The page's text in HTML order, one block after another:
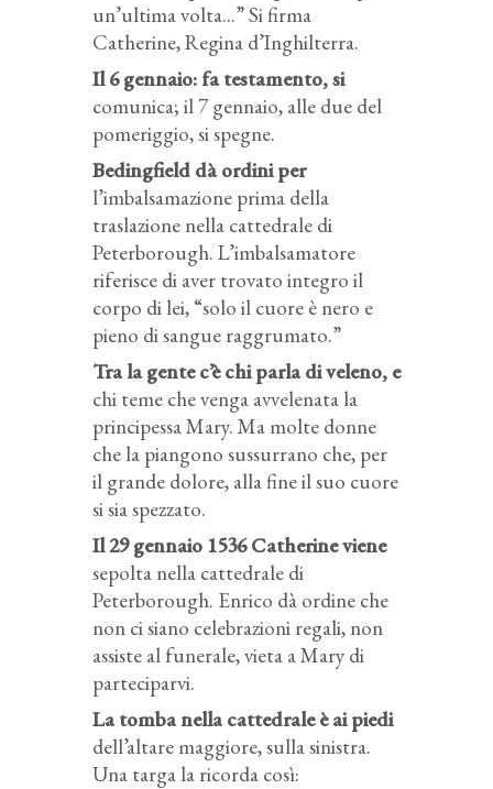
un’ultima volta...” Si firma
Catherine, Regina d’Inghilterra.
Il 6 gennaio: fa testamento, si
comunica; il 7 gennaio, alle due del
pomeriggio, si spegne.
Bedingfield dà ordini per
l’imbalsamazione prima della
traslazione nella cattedrale di
Peterborough. L’imbalsamatore
riferisce di aver trovato integro il
corpo di lei, “solo il cuore è nero e
pieno di sangue raggrumato.”
Tra la gente c’è chi parla di veleno, e
chi teme che venga avvelenata la
principessa Mary. Ma molte donne
che la piangono sussurrano che, per
il grande dolore, alla fine il suo cuore
si sia spezzato.
Il 29 gennaio 1536 Catherine viene
sepolta nella cattedrale di
Peterborough. Enrico dà ordine che
non ci siano celebrazioni regali, non
assiste al funerale, vieta a Mary di
parteciparvi.
La tomba nella cattedrale è ai piedi
dell’altare maggiore, sulla sinistra.
Una targa la ricorda così: